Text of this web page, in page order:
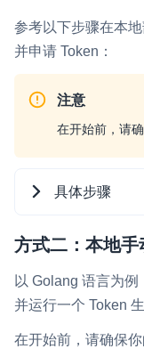
参考以下步骤在本
并申请 Token：
注意
在开始前，请
具体步骤
打开终端
器。将
方式二：本地
以 Golang 语言为
并运行一个 Token
在开始前，请确保你